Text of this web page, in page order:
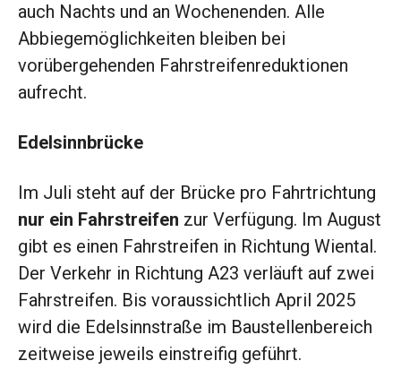
auch Nachts und an Wochenenden. Alle
Abbiegemöglichkeiten bleiben bei
vorübergehenden Fahrstreifenreduktionen
aufrecht.
Edelsinnbrücke
Im Juli steht auf der Brücke pro Fahrtrichtung
nur ein Fahrstreifen zur Verfügung. Im August
gibt es einen Fahrstreifen in Richtung Wiental.
Der Verkehr in Richtung A23 verläuft auf zwei
Fahrstreifen. Bis voraussichtlich April 2025
wird die Edelsinnstraße im Baustellenbereich
zeitweise jeweils einstreifig geführt.